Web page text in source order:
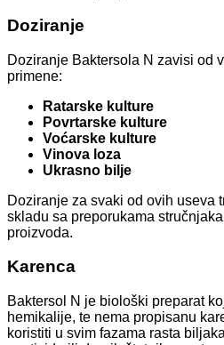
Doziranje
Doziranje Baktersola N zavisi od
primene:
Ratarske kulture
Povrtarske kulture
Voćarske kulture
Vinova loza
Ukrasno bilje
Doziranje za svaki od ovih useva
skladu sa preporukama
proizvoda.
Karenca
Baktersol N je biološki preparat
hemikalije, te nema propisanu
koristiti u svim fazama rasta